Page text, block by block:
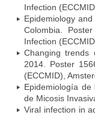
Infection
Epidemiology
Colombia.
Infection
Changing trends
2014. Poster
(ECCMID),
Epidemiología
de Micosis
Viral infection in